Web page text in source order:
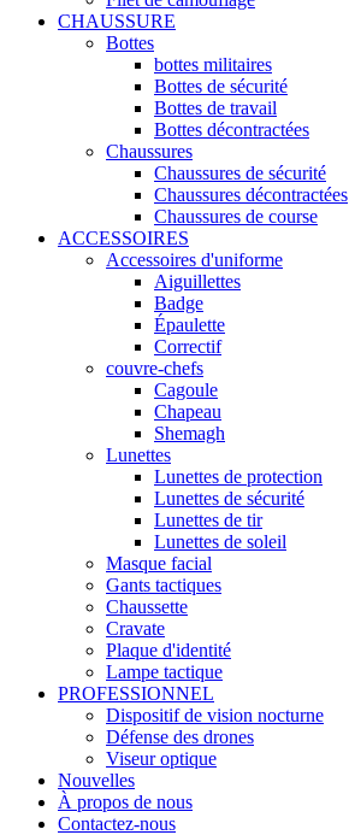
CHAUSSURE
Bottes
bottes militaires
Bottes de sécurité
Bottes de travail
Bottes décontractées
Chaussures
Chaussures de sécurité
Chaussures décontractées
Chaussures de course
ACCESSOIRES
Accessoires d'uniforme
Aiguillettes
Badge
Épaulette
Correctif
couvre-chefs
Cagoule
Chapeau
Shemagh
Lunettes
Lunettes de protection
Lunettes de sécurité
Lunettes de tir
Lunettes de soleil
Masque facial
Gants tactiques
Chaussette
Cravate
Plaque d'identité
Lampe tactique
PROFESSIONNEL
Dispositif de vision nocturne
Défense des drones
Viseur optique
Nouvelles
À propos de nous
Contactez-nous